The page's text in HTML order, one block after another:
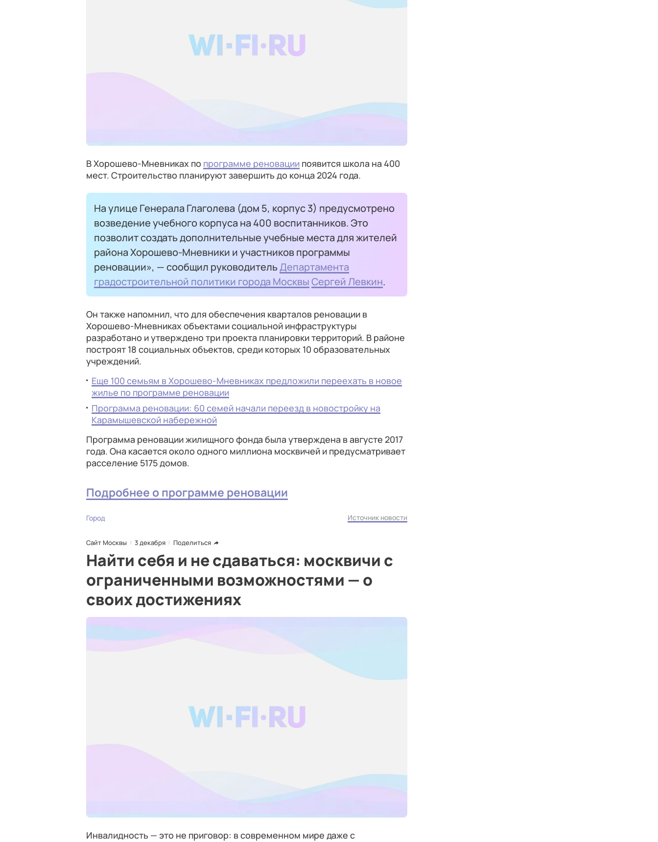
В Хорошево-Мневниках по программе реновации появится школа на 400
мест. Строительство планируют завершить до конца 2024 года.
На улице Генерала Глаголева (дом 5, корпус 3) предусмотрено
возведение учебного корпуса на 400 воспитанников. Это
позволит создать дополнительные учебные места для жителей
района Хорошево-Мневники и участников программы
реновации», — сообщил руководительДепартамента
градостроительной политики города МосквыСергей Левкин.
Он также напомнил, что для обеспечения кварталов реновации в
Хорошево-Мневниках объектами социальной инфраструктуры
разработано и утверждено три проекта планировки территорий. В районе
построят 18 социальных объектов, среди которых 10 образовательных
учреждений.
Еще 100 семьям в Хорошево-Мневниках предложили переехать в новое
жилье по программе реновации
Программа реновации: 60 семей начали переезд в новостройку на
Карамышевской набережной
Программа реновации жилищного фонда была утверждена в августе 2017
года. Она касается около одного миллиона москвичей и предусматривает
расселение 5175 домов.
Подробнее о программе реновации
Город Источник новости
Сайт Москвы 3 декабря Поделиться
Найти себя и не сдаваться: москвичи с
ограниченными возможностями — о
своих достижениях
Инвалидность — это не приговор: в современном мире даже с